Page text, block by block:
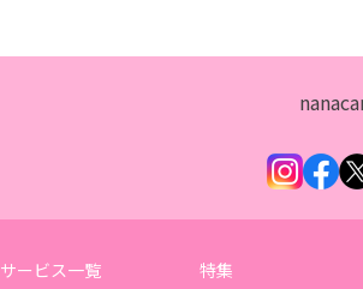
サービス一覧 特集